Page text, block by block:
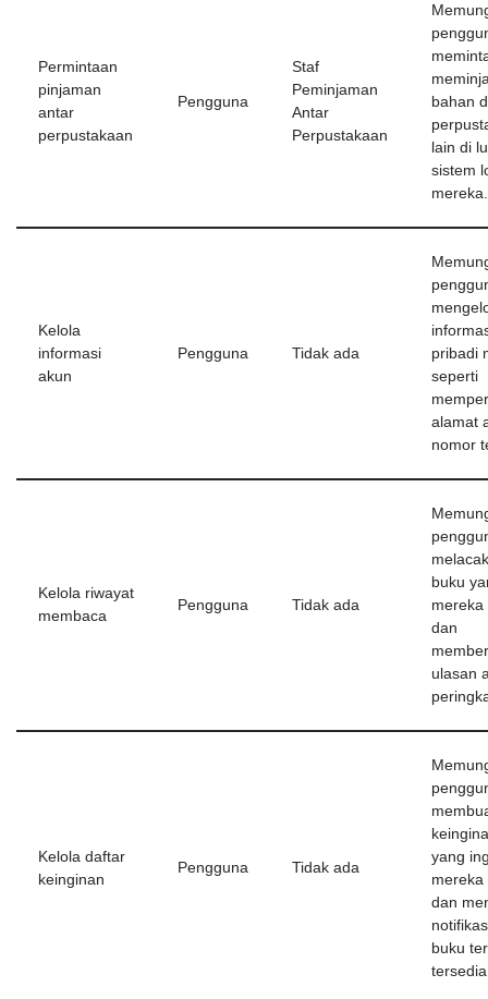
Permintaan
pinjaman
antar
perpustakaan
Pengguna
Staf
Peminjaman
Antar
Perpustakaan
bahan
lain di
sistem
mereka.
Kelola
informasi
akun
Pengguna Tidak ada
pribadi
seperti
alamat
nomor
Kelola riwayat
membaca
Pengguna Tidak ada
buku
mereka
dan
ulasan
Kelola daftar
keinginan
Pengguna Tidak ada
yang
mereka
dan
buku